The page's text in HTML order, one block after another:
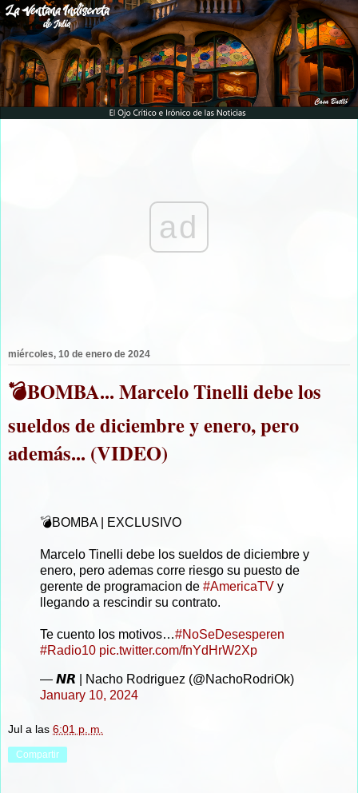
ad
miércoles, 10 de enero de 2024
💣BOMBA... Marcelo Tinelli debe los
sueldos de diciembre y enero, pero
además... (VIDEO)
💣BOMBA | EXCLUSIVO
Marcelo Tinelli debe los sueldos de diciembre y
enero, pero ademas corre riesgo su puesto de
gerente de programacion de #AmericaTV y
llegando a rescindir su contrato.
Te cuento los motivos…#NoSeDesesperen
#Radio10 pic.twitter.com/fnYdHrW2Xp
— 𝙉𝙍 | Nacho Rodriguez (@NachoRodriOk)
January 10, 2024
Jul a las 6:01 p. m.
Compartir